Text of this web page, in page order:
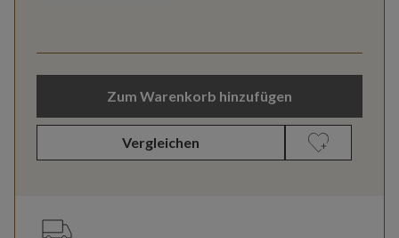
Zum Warenkorb hinzufügen
Vergleichen